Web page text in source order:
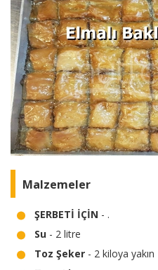
Malzemeler
ŞERBETİ İÇİN - .
Su - 2 litre
Toz Şeker - 2 kiloya yakın